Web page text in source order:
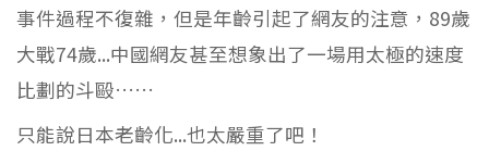
事件過程不復雜，但是年齡引起了網友的注意，89歲
大戰74歲...中國網友甚至想象出了一場用太極的速度
比劃的斗毆……
只能說日本老齡化...也太嚴重了吧！